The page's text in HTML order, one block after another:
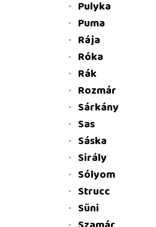
Pulyka
Puma
Rája
Róka
Rák
Rozmár
Sárkány
Sas
Sáska
Sirály
Sólyom
Strucc
Süni